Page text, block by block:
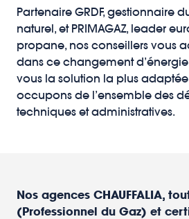
Partenaire GRDF, gestionnaire
naturel, et PRIMAGAZ, leader
propane, nos conseillers vous
dans ce changement
vous la solution la plus
occupons de l’ensemble des
techniques et administratives.
Nos agences CHAUFFALIA,
(Professionnel du Gaz) et